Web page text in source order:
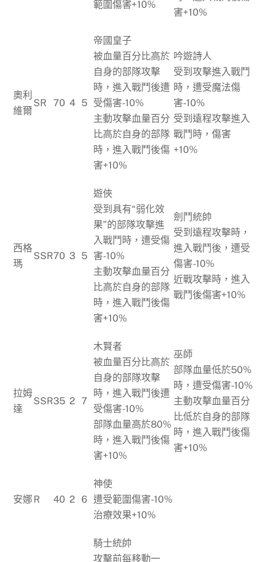
範圍傷害+10%
害+10%
奧利
維爾
SR 70 4 5
帝國皇子
被血量百分比高於
自身的部隊攻擊
時，進入戰鬥後遭
受傷害-10%
主動攻擊血量百分
比高於自身的部隊
時，進入戰鬥後傷
害+10%
吟遊詩人
受到攻擊進入戰鬥
時，遭受魔法傷
害-10%
受到遠程攻擊進入
戰鬥時，傷害
+10%
西格
瑪
SSR70 3 5
遊俠
受到具有“弱化效
果”的部隊攻擊進
入戰鬥時，遭受傷
害-10%
主動攻擊血量百分
比高於自身的部隊
時，進入戰鬥後傷
害+10%
劍鬥統帥
受到遠程攻擊時，
進入戰鬥後，遭受
傷害-10%
近戰攻擊時，進入
戰鬥後傷害+10%
拉姆
達
SSR35 2 7
木賢者
被血量百分比高於
自身的部隊攻擊
時，進入戰鬥後遭
受傷害-10%
部隊血量高於80%
時，進入戰鬥後傷
害+10%
巫師
部隊血量低於50%
時，遭受傷害-10%
主動攻擊血量百分
比低於自身的部隊
時，進入戰鬥後傷
害+10%
安娜 R 40 2 6
神使
遭受範圍傷害-10%
治療效果+10%
騎士統帥
攻擊前每移動一